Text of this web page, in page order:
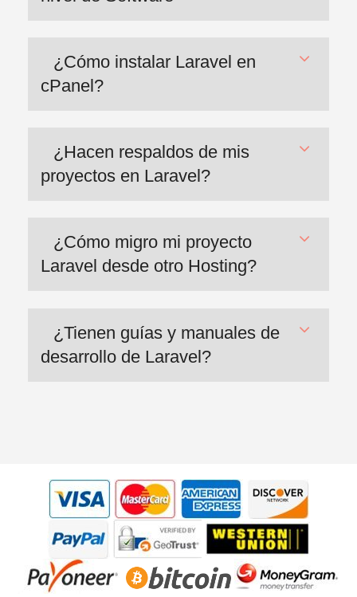
¿Cómo instalar Laravel en
cPanel?
¿Hacen respaldos de mis
proyectos en Laravel?
¿Cómo migro mi proyecto
Laravel desde otro Hosting?
¿Tienen guías y manuales de
desarrollo de Laravel?